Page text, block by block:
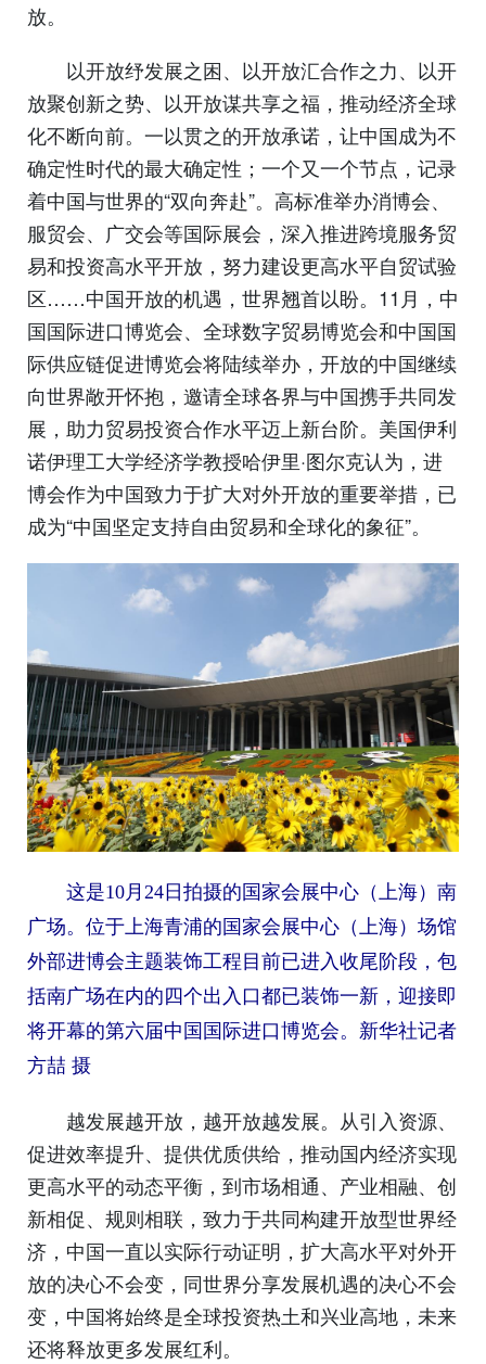
放。
以开放纾发展之困、以开放汇合作之力、以开
放聚创新之势、以开放谋共享之福，推动经济全球
化不断向前。一以贯之的开放承诺，让中国成为不
确定性时代的最大确定性；一个又一个节点，记录
着中国与世界的“双向奔赴”。高标准举办消博会、
服贸会、广交会等国际展会，深入推进跨境服务贸
易和投资高水平开放，努力建设更高水平自贸试验
区……中国开放的机遇，世界翘首以盼。11月，中
国国际进口博览会、全球数字贸易博览会和中国国
际供应链促进博览会将陆续举办，开放的中国继续
向世界敞开怀抱，邀请全球各界与中国携手共同发
展，助力贸易投资合作水平迈上新台阶。美国伊利
诺伊理工大学经济学教授哈伊里·图尔克认为，进
博会作为中国致力于扩大对外开放的重要举措，已
成为“中国坚定支持自由贸易和全球化的象征”。
这是10月24日拍摄的国家会展中心（上海）南
广场。 位于上海青浦的国家会展中心（上海）场馆
外部进博会主题装饰工程目前已进入收尾阶段，包
括南广场在内的四个出入口都已装饰一新，迎接即
将开幕的第六届中国国际进口博览会。 新华社记者
方喆 摄
越发展越开放，越开放越发展。从引入资源、
促进效率提升、提供优质供给，推动国内经济实现
更高水平的动态平衡，到市场相通、产业相融、创
新相促、规则相联，致力于共同构建开放型世界经
济，中国一直以实际行动证明，扩大高水平对外开
放的决心不会变，同世界分享发展机遇的决心不会
变，中国将始终是全球投资热土和兴业高地，未来
还将释放更多发展红利。